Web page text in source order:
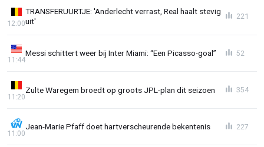
TRANSFERUURTJE: 'Anderlecht verrast, Real haalt stevig
uit'
12:00
221
Messi schittert weer bij Inter Miami: “Een Picasso-goal”
11:44
52
Zulte Waregem broedt op groots JPL-plan dit seizoen
11:20
354
Jean-Marie Pfaff doet hartverscheurende bekentenis
11:00
227